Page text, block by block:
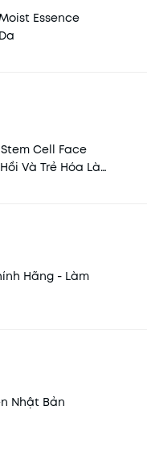
Essence
Cell Face
Và Trẻ Hóa Làn
Hãng - Làm
Men's Bigen Nhật Bản